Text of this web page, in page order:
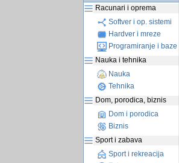
Racunari i oprema
Softver i op. sistemi
Hardver i mreze
Programiranje i baze
Nauka i tehnika
Nauka
Tehnika
Dom, porodica, biznis
Dom i porodica
Biznis
Sport i zabava
Sport i rekreacija